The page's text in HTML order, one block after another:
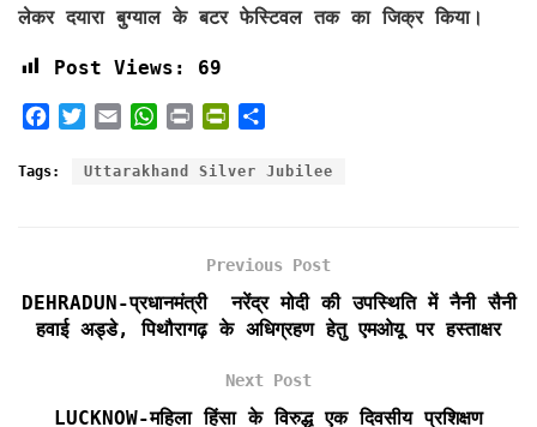
लेकर दयारा बुग्याल के बटर फेस्टिवल तक का जिक्र किया।
Post Views: 69
c
k
i
a
a
p
i
i
r
i
e
d
l
a
Tags: Uttarakhand Silver Jubilee
Previous Post
DEHRADUN-प्रधानमंत्री नरेंद्र मोदी की उपस्थिति में नैनी सैनी
हवाई अड्डे, पिथौरागढ़ के अधिग्रहण हेतु एमओयू पर हस्ताक्षर
Next Post
LUCKNOW-महिला हिंसा के विरुद्ध एक दिवसीय प्रशिक्षण